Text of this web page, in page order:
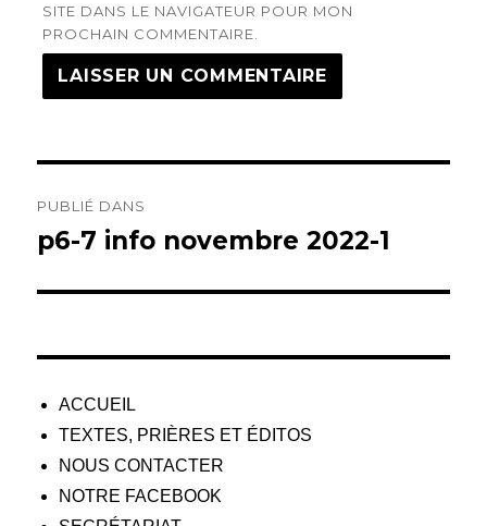
SITE DANS LE NAVIGATEUR POUR MON
PROCHAIN COMMENTAIRE.
de
PUBLIÉ DANS
p6-7 info novembre 2022-1
ACCUEIL
TEXTES, PRIÈRES ET ÉDITOS
NOUS CONTACTER
NOTRE FACEBOOK